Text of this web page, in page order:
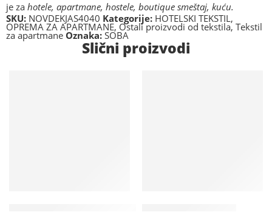
je za hotele, apartmane, hostele, boutique smeštaj, kuću.
SKU: NOVDEKJAS4040 Kategorije: HOTELSKI TEKSTIL,
OPREMA ZA APARTMANE, Ostali proizvodi od tekstila, Tekstil
za apartmane Oznaka: SOBA
Slični proizvodi